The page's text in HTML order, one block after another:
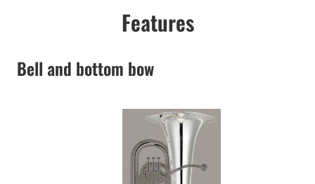
Features
Bell and bottom bow